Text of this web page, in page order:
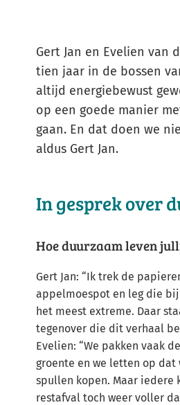
Gert Jan en Evelien van
tien jaar in de bossen
altijd energiebewust
op een goede manier
gaan. En dat doen we
aldus Gert Jan.
In gesprek over
Hoe duurzaam leven
Gert Jan: “Ik trek de
appelmoespot en leg die
het meest extreme. Daar
tegenover die dit verhaal
Evelien: “We pakken vaak
groente en we letten op
spullen kopen. Maar iedere
restafval toch weer voller